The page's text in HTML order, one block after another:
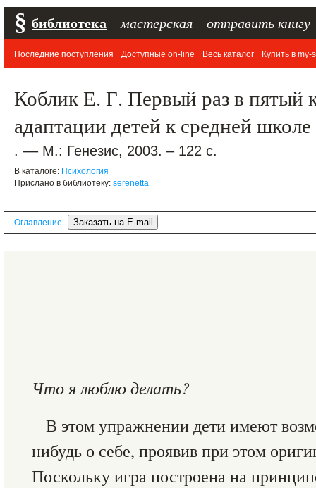
§ библиотека мастерская отправить книгу
Последние поступления Доступные on-line Весь каталог Купить в my-
Коблик Е. Г. Первый раз в пятый
адаптации детей к средней школе
. –– М.: Генезис, 2003. – 122 с.
В каталоге: Психология
Прислано в библиотеку: serenetta
Оглавление
Что я люблю делать?
В этом упражнении дети имеют
нибудь о себе, проявив при этом
Поскольку игра построена на